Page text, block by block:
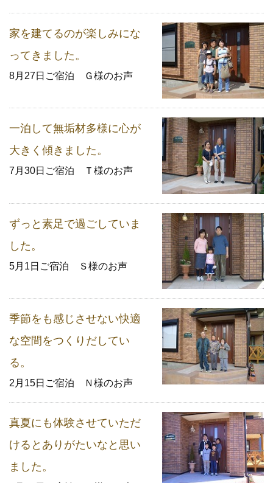
家を建てるのが楽しみにな
ってきました。
8月27日ご宿泊 Ｇ様のお声
一泊して無垢材多様に心が
大きく傾きました。
7月30日ご宿泊 Ｔ様のお声
ずっと素足で過ごしていま
した。
5月1日ご宿泊 Ｓ様のお声
季節をも感じさせない快適
な空間をつくりだしてい
る。
2月15日ご宿泊 Ｎ様のお声
真夏にも体験させていただ
けるとありがたいなと思い
ました。